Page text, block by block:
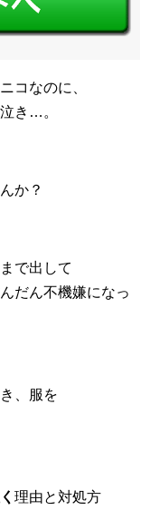
コなのに、
き…。
か？
で出して
だん不機嫌になっ
、服を
理由と対処方